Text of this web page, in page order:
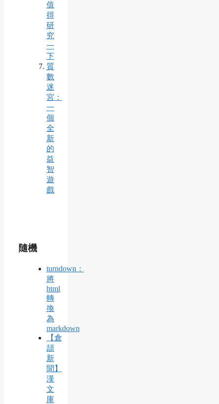
值
得
研
究
一
下
質
數
迷
宮：
一
個
全
新
的
益
智
遊
戲
隨機
turndown：
將
html
轉
換
為
markdown
【倉
頡
新
聞】
漢
文
庫